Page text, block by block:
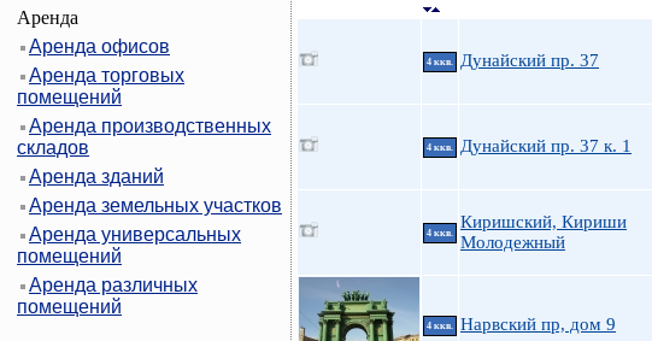
Аренда
Аренда офисов
Аренда торговых
помещений
Аренда производственных
складов
Аренда зданий
Аренда земельных участков
Аренда универсальных
помещений
Аренда различных
помещений
Пушкинский
4 ккв. Дунайский пр. 37
4 ккв. Дунайский пр. 37 к. 1
4 ккв.
Киришский, Кириши
Молодежный
4 ккв. Нарвский пр, дом 9